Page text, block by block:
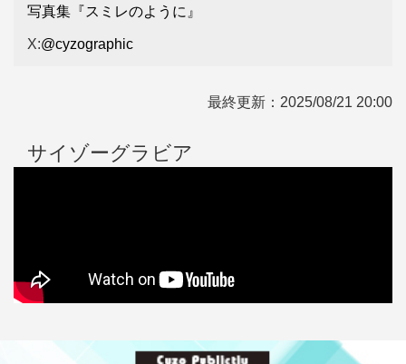
写真集『スミレのように』
X:@cyzographic
最終更新： 2025/08/21 20:00
サイゾーグラビア